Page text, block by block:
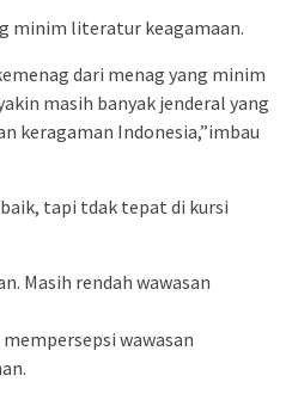
minim literatur keagamaan.
dari menag yang minim
masih banyak jenderal yang
keragaman Indonesia,”imbau
tapi tdak tepat di kursi
Masih rendah wawasan
wawasan